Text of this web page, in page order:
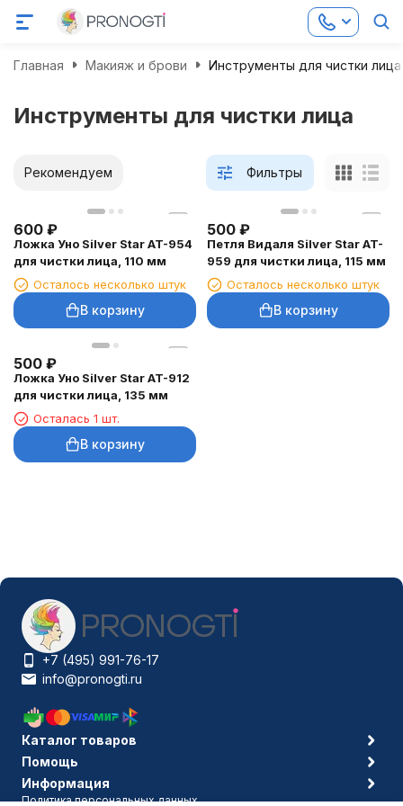
Главная Макияж и брови Инструменты для чистки лица
Инструменты для чистки лица
Рекомендуем Фильтры
600 ₽
Ложка Уно Silver Star AT-954
для чистки лица, 110 мм
Осталось несколько штук
В корзину
500 ₽
Петля Видаля Silver Star AT-
959 для чистки лица, 115 мм
Осталось несколько штук
В корзину
500 ₽
Ложка Уно Silver Star AT-912
для чистки лица, 135 мм
Осталась 1 шт.
В корзину
+7 (495) 991-76-17
info@pronogti.ru
Каталог товаров
Помощь
Информация
Политика персональных данных